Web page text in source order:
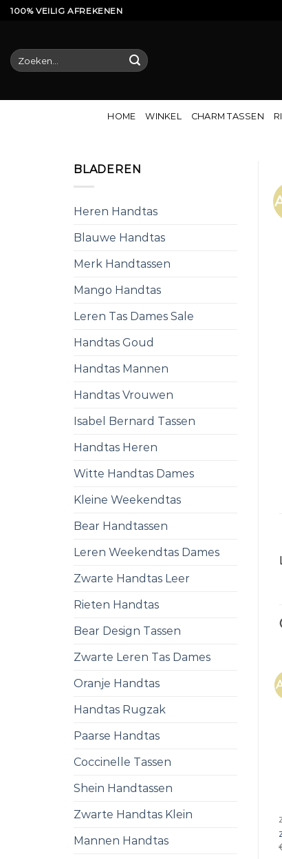
Ga100% VEILIG AFREKENEN
Zoeken
naar:
HOME WINKEL CHARM TASSEN
BLADEREN
Heren Handtas
Blauwe Handtas
Merk Handtassen
Mango Handtas
Leren Tas Dames Sale
Handtas Goud
Handtas Mannen
Handtas Vrouwen
Isabel Bernard Tassen
Handtas Heren
Witte Handtas Dames
Kleine Weekendtas
Bear Handtassen
Leren Weekendtas Dames
Zwarte Handtas Leer
Rieten Handtas
Bear Design Tassen
Zwarte Leren Tas Dames
Oranje Handtas
Handtas Rugzak
Paarse Handtas
Coccinelle Tassen
Shein Handtassen
Zwarte Handtas Klein
Mannen Handtas